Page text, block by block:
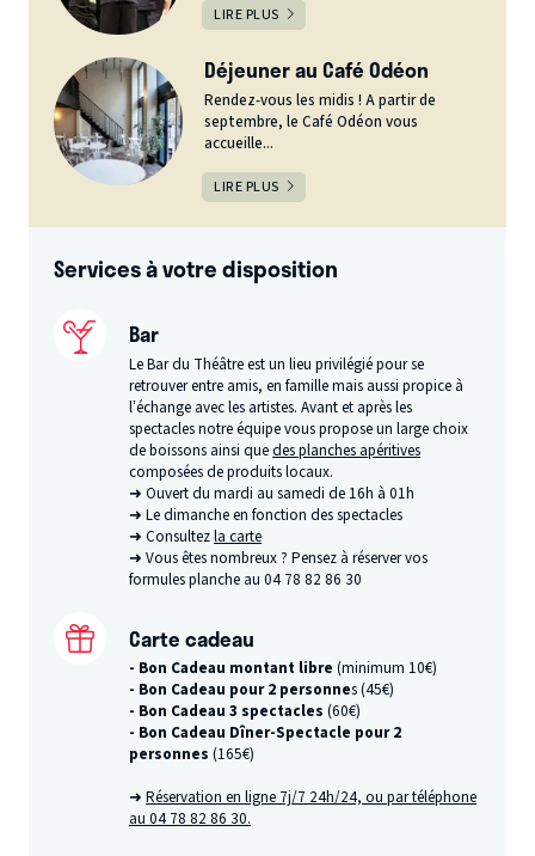
LIRE PLUS
Déjeuner au Café Odéon
Rendez-vous les midis ! A partir de
septembre, le Café Odéon vous
accueille...
LIRE PLUS
Services à votre disposition
Bar
Le Bar du Théâtre est un lieu privilégié pour se
retrouver entre amis, en famille mais aussi propice à
l’échange avec les artistes. Avant et après les
spectacles notre équipe vous propose un large choix
de boissons ainsi quedes planches apéritives
composées de produits locaux.
➜ Ouvert du mardi au samedi de 16h à 01h
➜ Le dimanche en fonction des spectacles
➜ Consultezla carte
➜ Vous êtes nombreux ? Pensez à réserver vos
formules planche au 04 78 82 86 30
Carte cadeau
- Bon Cadeau montant libre (minimum 10€)
- Bon Cadeau pour 2 personnes (45€)
- Bon Cadeau 3 spectacles (60€)
- Bon Cadeau Dîner-Spectacle pour 2
personnes (165€)
➜Réservation en ligne 7j/7 24h/24, ou par téléphone
au 04 78 82 86 30.